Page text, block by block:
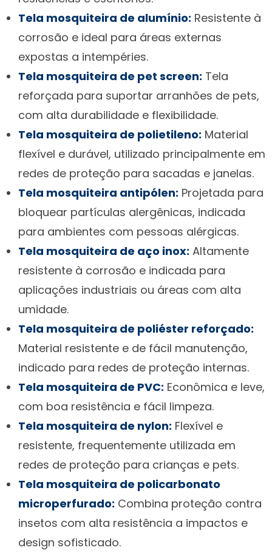
Tela mosquiteira de alumínio: Resistente à
corrosão e ideal para áreas externas
expostas a intempéries.
Tela mosquiteira de pet screen: Tela
reforçada para suportar arranhões de pets,
com alta durabilidade e flexibilidade.
Tela mosquiteira de polietileno: Material
flexível e durável, utilizado principalmente em
redes de proteção para sacadas e janelas.
Tela mosquiteira antipólen: Projetada para
bloquear partículas alergênicas, indicada
para ambientes com pessoas alérgicas.
Tela mosquiteira de aço inox: Altamente
resistente à corrosão e indicada para
aplicações industriais ou áreas com alta
umidade.
Tela mosquiteira de poliéster reforçado:
Material resistente e de fácil manutenção,
indicado para redes de proteção internas.
Tela mosquiteira de PVC: Econômica e leve,
com boa resistência e fácil limpeza.
Tela mosquiteira de nylon: Flexível e
resistente, frequentemente utilizada em
redes de proteção para crianças e pets.
Tela mosquiteira de policarbonato
microperfurado: Combina proteção contra
insetos com alta resistência a impactos e
design sofisticado.